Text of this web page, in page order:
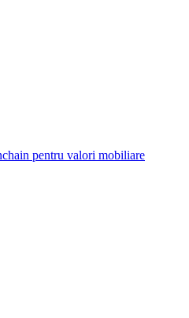
pentru valori mobiliare